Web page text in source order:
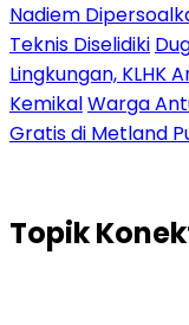
Nadiem
Teknis Diselidiki
Lingkungan, KLHK
KemikalWarga
Gratis di Metland
Topik